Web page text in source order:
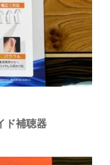
ド補聴器